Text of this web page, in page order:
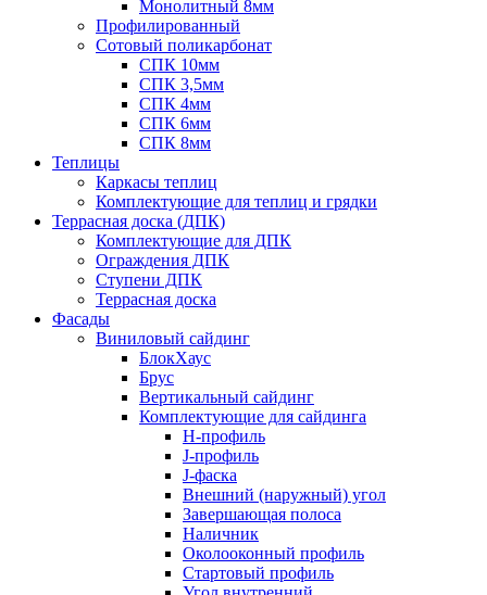
Монолитный 8мм
Профилированный
Сотовый поликарбонат
СПК 10мм
СПК 3,5мм
СПК 4мм
СПК 6мм
СПК 8мм
Теплицы
Каркасы теплиц
Комплектующие для теплиц и грядки
Террасная доска (ДПК)
Комплектующие для ДПК
Ограждения ДПК
Ступени ДПК
Террасная доска
Фасады
Виниловый сайдинг
БлокХаус
Брус
Вертикальный сайдинг
Комплектующие для сайдинга
H-профиль
J-профиль
J-фаска
Внешний (наружный) угол
Завершающая полоса
Наличник
Околооконный профиль
Стартовый профиль